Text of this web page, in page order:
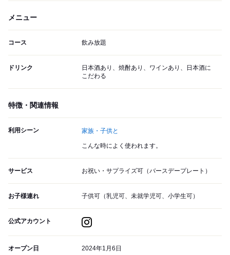
メニュー
コース 飲み放題
ドリンク
日本酒あり、焼酎あり、ワインあり、日本酒に
こだわる
特徴・関連情報
利用シーン 家族・子供と
こんな時によく使われます。
サービス お祝い・サプライズ可（バースデープレート）
お子様連れ 子供可（乳児可、未就学児可、小学生可）
公式アカウント
オープン日 2024年1月6日